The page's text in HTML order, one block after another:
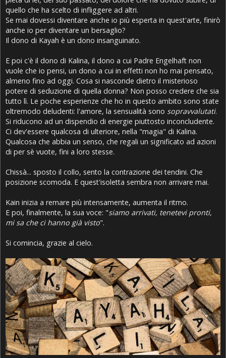
quello che ha scelto di infliggere ad altri.
Se mai dovessi diventare anche io più esperta in quest'arte, finirò
anche io per diventare un bersaglio?
Il dono di Kayah è un dono insanguinato.
E poi c'è il dono di Kalina, il dono a cui Padre Engelhaft non
vuole che io pensi, un dono a cui in effetti non ho mai pensato,
almeno fino ad oggi. Cosa si nasconde dietro il misterioso
potere di seduzione di quella donna? Non posso credere che sia
tutto lì. Le poche esperienze che ho in questo ambito sono state
oltremodo deludenti: l'amore, la sensualità sono sopravvalutati.
Si riducono ad un dispendio di energie piuttosto inconcludente.
Ci dev'essere qualcosa di ulteriore, nella "magia" di Kalina.
Qualcosa che abbia un senso, che regali un significato ad azioni
di per sè vuote, fini a loro stesse.
Chissà... sposto il collo, sento la contrazione dei tendini. Che
posizione scomoda. E quest'isoletta sembra non arrivare mai.
Kain inizia a remare più intensamente, aumenta il ritmo.
E poi, finalmente, la sua voce: "siamo arrivati, tenetevi pronti,
mi sa che ci hanno già visto".
Si comincia, grazie al cielo.